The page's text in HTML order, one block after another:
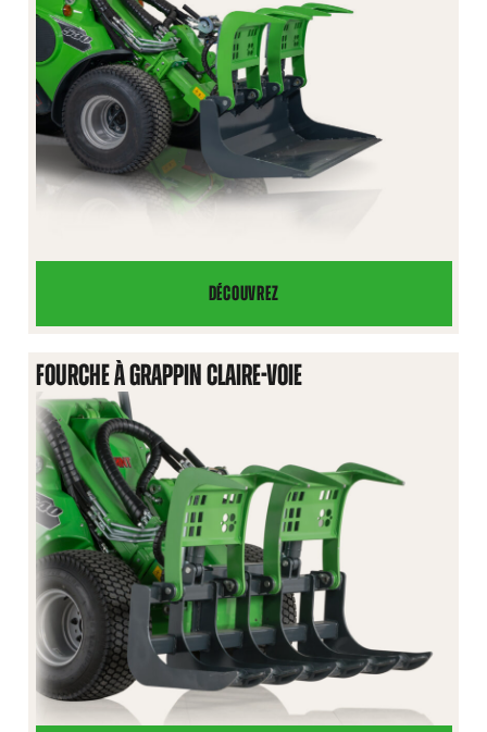
DÉCOUVREZ
GODET
INDUSTRIEL
À
GRAPPINS
FOURCHE À GRAPPIN CLAIRE-VOIE